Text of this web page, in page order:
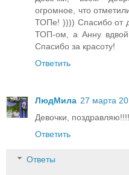
огромное, что
ТОПе! )))) Спасибо от
ТОП-ом, а Анну
Спасибо за красоту!
Ответить
ЛюдМила 27 марта
Девочки,
Ответить
Ответы